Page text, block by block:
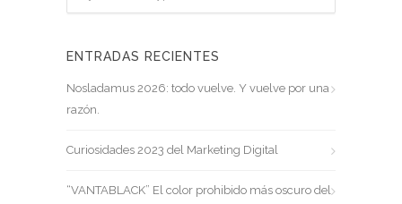
ENTRADAS RECIENTES
Nosladamus 2026: todo vuelve. Y vuelve por una
razón.
Curiosidades 2023 del Marketing Digital
“VANTABLACK” El color prohibido más oscuro del